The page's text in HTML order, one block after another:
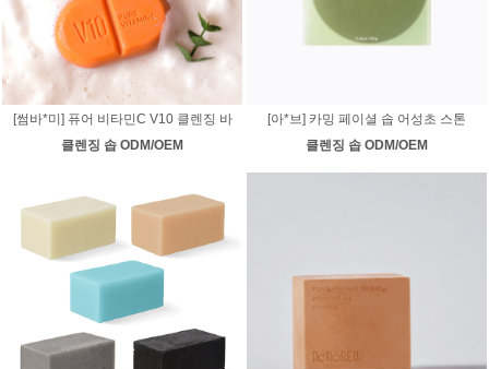
[썸바*미] 퓨어 비타민C V10 클렌징 바
클렌징 솝 ODM/OEM
[아*브] 카밍 페이셜 솝 어성초 스톤
클렌징 솝 ODM/OEM